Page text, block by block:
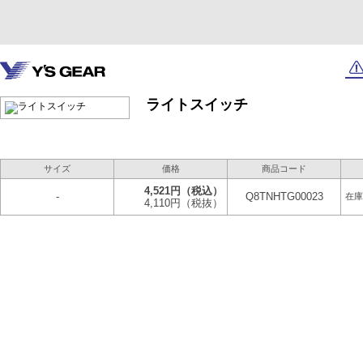
ライトスイッチ
サイズ 価格 商品コード
- 4,521円
（税込）
4,110円
（税抜）
Q8TNHTG00023 在